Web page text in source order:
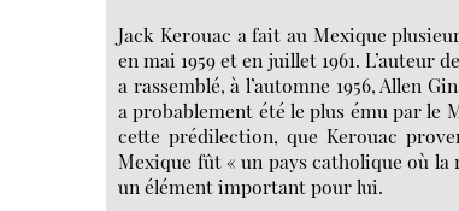
Jack Kerouac a fait au Mexique
en mai 1959 et en juillet 1961. L’auteur de
a rassemblé, à l’automne 1956, Allen
a probablement été le plus ému par le
cette prédilection, que Kerouac
Mexique fût « un pays catholique où
un élément important pour lui.